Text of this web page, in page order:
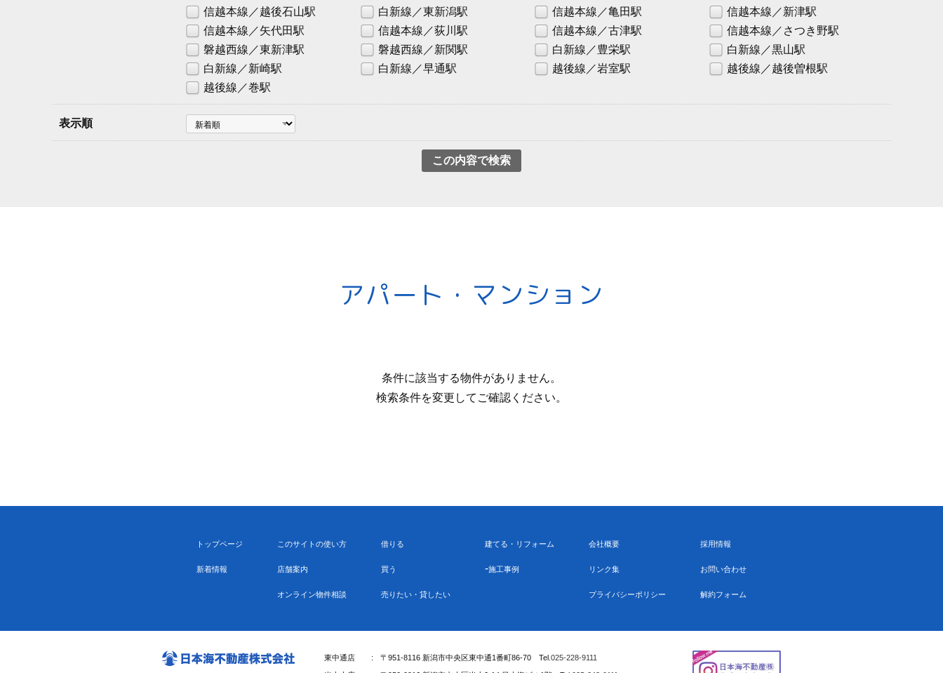
信越本線／越後石山駅
白新線／東新潟駅 信越本線／亀田駅
信越本線／新津駅
信越本線／矢代田駅
信越本線／荻川駅 信越本線／古津駅
信越本線／さつき野駅
磐越西線／東新津駅
磐越西線／新関駅 白新線／豊栄駅
白新線／黒山駅
白新線／新崎駅
白新線／早通駅 越後線／岩室駅
越後線／越後曽根駅
越後線／巻駅
表示順
アパート・マンション
条件に該当する物件がありません。
検索条件を変更してご確認ください。
トップページ
新着情報
このサイトの使い方
店舗案内
オンライン物件相談
借りる
買う
売りたい・貸したい
建てる・リフォーム
施工事例
会社概要
リンク集
プライバシーポリシー
採用情報
お問い合わせ
解約フォーム
東中通店 〒951-8116 新潟市中央区東中通1番町86-70 Tel. 025-228-9111